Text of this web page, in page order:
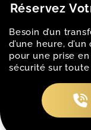
Réservez
Besoin d’un
d’une heure,
pour une prise
sécurité sur toute